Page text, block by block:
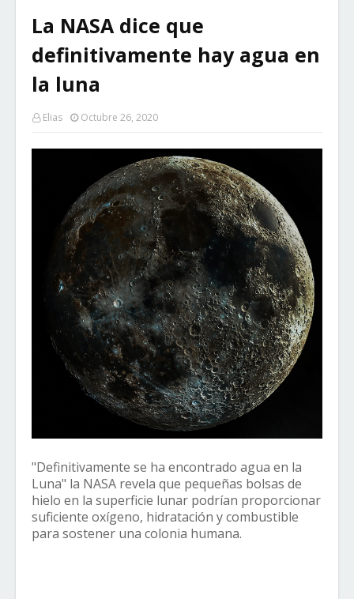
La NASA dice que
definitivamente hay agua en
la luna
Elias Octubre 26, 2020
"Definitivamente se ha encontrado agua en la
Luna" la NASA revela que pequeñas bolsas de
hielo en la superficie lunar podrían proporcionar
suficiente oxígeno, hidratación y combustible
para sostener una colonia humana.